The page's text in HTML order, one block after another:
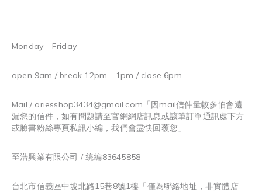
Monday - Friday
open 9am / break 12pm - 1pm / close 6pm
Mail / ariesshop3434@gmail.com 「因mail信件量較多怕會遺
漏您的信件，如有問題請至官網網店訊息或該筆訂單通訊處下方
或臉書粉絲專頁私訊小編，我們會盡快回覆您」
至浩興業有限公司 / 統編83645858
台北市信義區中坡北路15巷8號1樓「僅為聯絡地址，非實體店